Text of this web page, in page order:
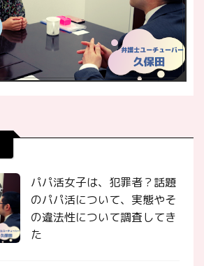
パパ活女子は、犯罪者？話題
のパパ活について、実態やそ
の違法性について調査してき
た